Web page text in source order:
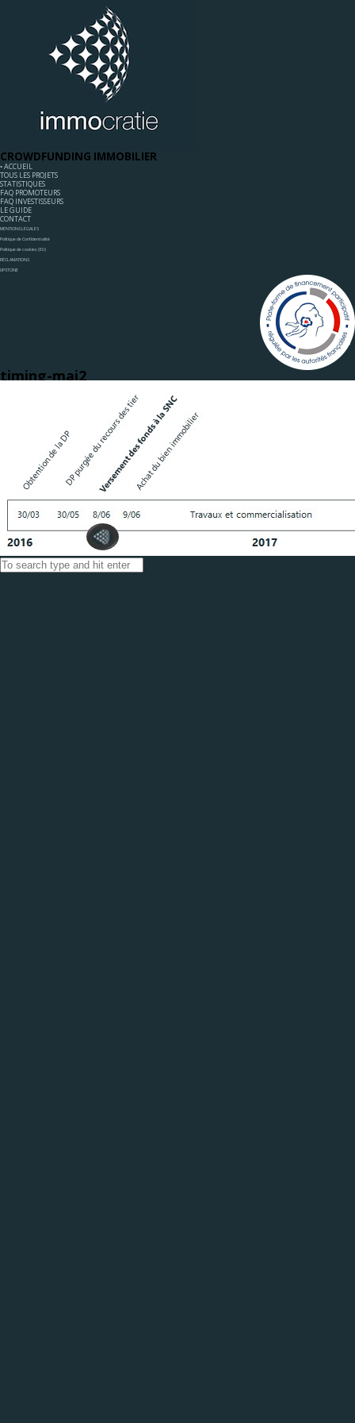
CROWDFUNDING IMMOBILIER
◦ ACCUEIL
TOUS LES PROJETS
STATISTIQUES
FAQ PROMOTEURS
FAQ INVESTISSEURS
LE GUIDE
CONTACT
MENTIONS LÉGALES
Politique de Confidentialité
Politique de cookies (EU)
RÉCLAMATIONS
UPSTONE
timing-maj2